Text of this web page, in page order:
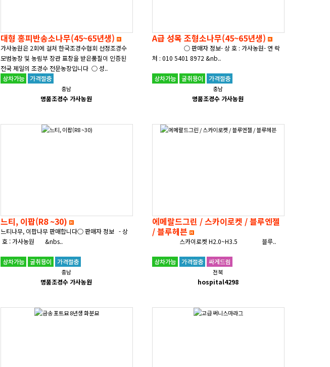
대형 홍피반송소나무(45~65년생)
가사농원은 2회에 걸쳐 한국조경수협회 선정조경수
모범농장 및 농림부 장관 표창을 받은품질이 인증된
전국 제일의 조경수 전문농장입니다 ○ 성..
충남
명품조경수 가사농원
A급 성목 조형소나무(45~65년생)
○ 판매자 정보- 상 호 : 가사농원- 연 락
처 : 010 5401 8972 &nb..
충남
명품조경수 가사농원
느티, 이팝(R8 ~30)
느티나무, 이팝나무 판매합니다○ 판매자 정보 - 상
호 : 가사농원 &nbs..
충남
명품조경수 가사농원
에메랄드그린 / 스카이로켓 / 블루엔젤
/ 블루헤븐
스카이로켓 H2.0~H3.5 블루..
전북
hospital4298